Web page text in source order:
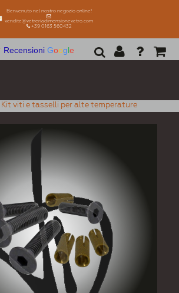
Benvenuto nel nostro negozio online!
vendite@vetreriadimensionevetro.com
+39 0163 560432
Recensioni Google
Kit viti e tasselli per alte temperature